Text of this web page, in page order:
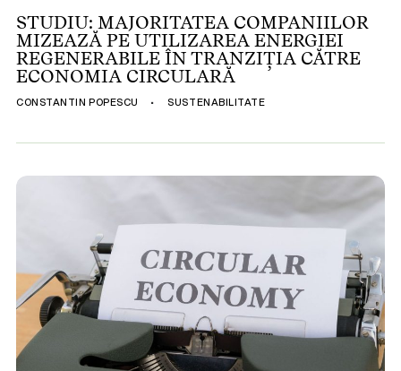
OPINII
ESG
LEGISLAȚIE
BUNE PRACTICI
STUDIU: MAJORITATEA COMPANIILOR
MIZEAZĂ PE UTILIZAREA ENERGIEI
REGENERABILE ÎN TRANZIȚIA CĂTRE
ECONOMIA CIRCULARĂ
CONSTANTIN POPESCU • SUSTENABILITATE